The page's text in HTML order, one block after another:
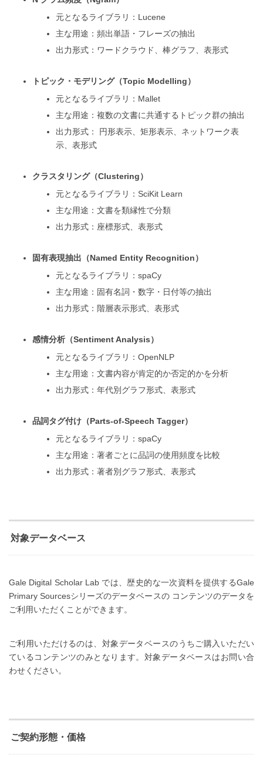
元となるライブラリ：Lucene
主な用途：頻出単語・フレーズの抽出
出力形式：ワードクラウド、棒グラフ、表形式
トピック・モデリング（Topic Modelling）
元となるライブラリ：Mallet
主な用途：複数の文書に共通するトピック群の抽出
出力形式： 円形表示、矩形表示、ネットワーク表
示、表形式
クラスタリング（Clustering）
元となるライブラリ：SciKit Learn
主な用途：文書を類縁性で分類
出力形式：座標形式、表形式
固有表現抽出（Named Entity Recognition）
元となるライブラリ：spaCy
主な用途：固有名詞・数字・日付等の抽出
出力形式：階層表示形式、表形式
感情分析（Sentiment Analysis）
元となるライブラリ：OpenNLP
主な用途：文書内容が肯定的か否定的かを分析
出力形式：年代別グラフ形式、表形式
品詞タグ付け（Parts-of-Speech Tagger）
元となるライブラリ：spaCy
主な用途：著者ごとに品詞の使用頻度を比較
出力形式：著者別グラフ形式、表形式
対象データベース
Gale Digital Scholar Lab では、歴史的な一次資料を提供するGale
Primary Sourcesシリーズのデータベースの コンテンツのデータを
ご利用いただくことができます。
ご利用いただけるのは、対象データベースのうちご購入いただい
ているコンテンツのみとなります。対象データベースはお問い合
わせください。
ご契約形態・価格